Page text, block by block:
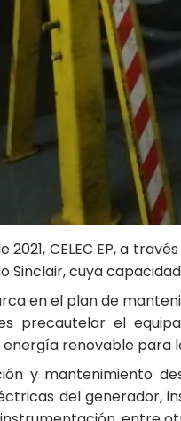
2021, CELEC EP, a
Sinclair, cuya
en el plan de
precautelar el
renovable para
y mantenimiento
del generador,